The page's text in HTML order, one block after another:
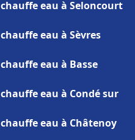
eau à Seloncourt
eau à Sèvres
eau à Basse
eau à Condé sur
eau à Châtenoy